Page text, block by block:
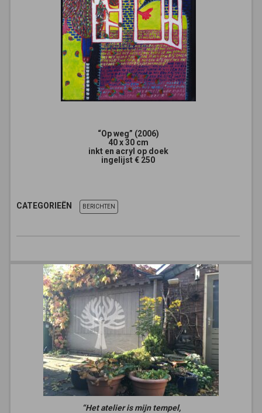
“Op weg” (2006)
40 x 30 cm
inkt en acryl op doek
ingelijst € 250
CATEGORIEËN BERICHTEN
“Het atelier is mijn tempel,